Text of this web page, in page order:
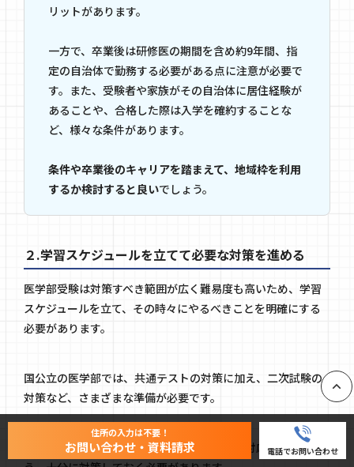
リットがあります。
一方で、卒業後は研修医の期間を含め約9年間、指
定の自治体で勤務する必要がある点に注意が必要で
す。また、受験者や家族がその自治体に居住経験が
あることや、合格した際は入学を確約することな
ど、様々な条件があります。
条件や卒業後のキャリアを踏まえて、地域枠を利用
するか検討すると良いでしょう。
２.学習スケジュールを立てて必要な対策を進める
医学部受験は対策すべき範囲が広く難易度も高いため、学習
スケジュールを立て、その時々にやるべきことを明確にする
必要があります。
国公立の医学部では、共通テストの対策に加え、二次試験の
対策など、さまざまな準備が必要です。
また、私立の医学部でも、独自の入試問題に対応できるよ
住所の入力は不要！
お問い合わせ・資料請求 電話でお問い合わせ